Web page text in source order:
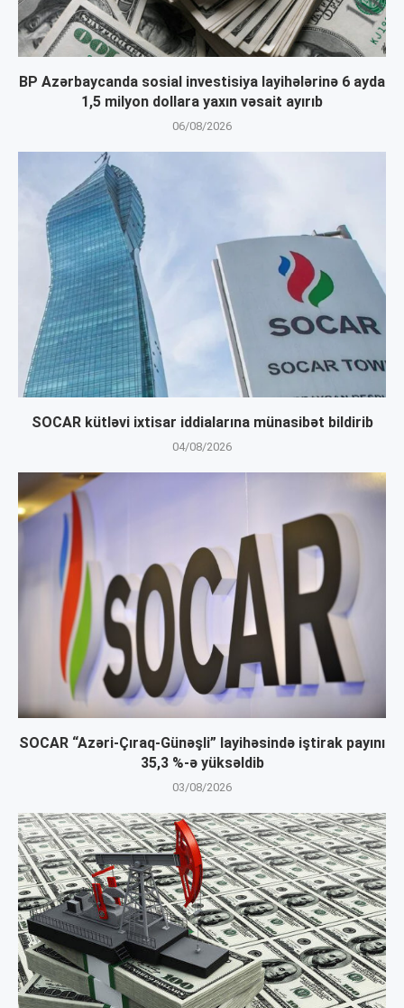
BP Azərbaycanda sosial investisiya layihələrinə 6 ayda
1,5 milyon dollara yaxın vəsait ayırıb
06/08/2026
SOCAR kütləvi ixtisar iddialarına münasibət bildirib
04/08/2026
SOCAR “Azəri-Çıraq-Günəşli” layihəsində iştirak payını
35,3 %-ə yüksəldib
03/08/2026